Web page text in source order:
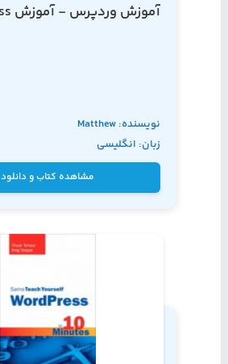
آموزش وردپرس - آموزش wordpress
نویسنده: Matthew
MacDonald
زبان: انگلیسی
مشاهده کتاب و دانلود